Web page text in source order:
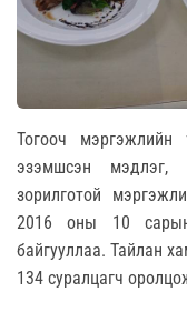
Тогооч мэргэжлийн
эзэмшсэн мэдлэг,
зорилготой
2016 оны 10
байгууллаа. Тайлан
134 суралцагч